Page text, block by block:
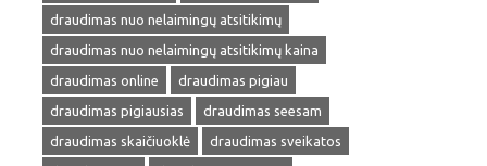
draudimas nuo nelaimingų atsitikimų
draudimas nuo nelaimingų atsitikimų kaina
draudimas online
draudimas pigiau
draudimas pigiausias
draudimas seesam
draudimas skaičiuoklė
draudimas sveikatos